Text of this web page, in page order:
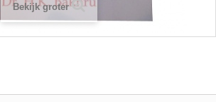
Bekijk groter